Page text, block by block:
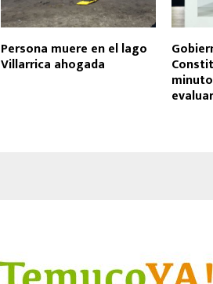
Persona muere en el lago
Villarrica ahogada